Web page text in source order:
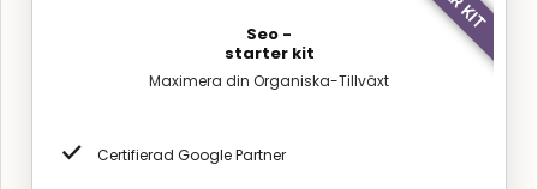
Seo -
starter kit
Maximera din Organiska-Tillväxt
Certifierad Google Partner